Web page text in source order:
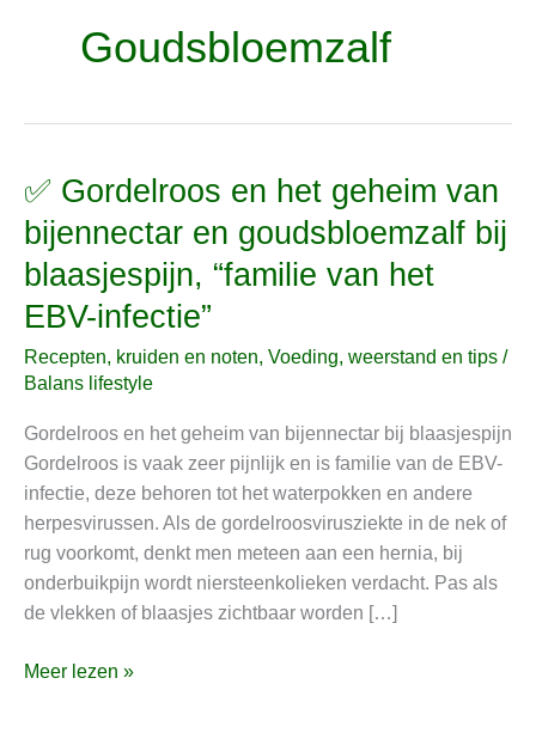
Goudsbloemzalf
✅ Gordelroos en het geheim van
bijennectar en goudsbloemzalf bij
blaasjespijn, “familie van het
EBV-infectie”
Recepten, kruiden en noten, Voeding, weerstand en tips /
Balans lifestyle
Gordelroos en het geheim van bijennectar bij blaasjespijn
Gordelroos is vaak zeer pijnlijk en is familie van de EBV-
infectie, deze behoren tot het waterpokken en andere
herpesvirussen. Als de gordelroosvirusziekte in de nek of
rug voorkomt, denkt men meteen aan een hernia, bij
onderbuikpijn wordt niersteenkolieken verdacht. Pas als
de vlekken of blaasjes zichtbaar worden […]
✅
en
het
geheim
van
bijennectar
en
goudsbloemzalf
bij
blaasjespijn,
“familie
EBV-
Meer lezen »